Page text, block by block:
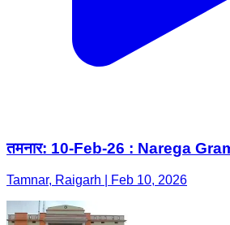
तमनार: 10-Feb-26 : Narega
Tamnar, Raigarh | Feb 10, 2026